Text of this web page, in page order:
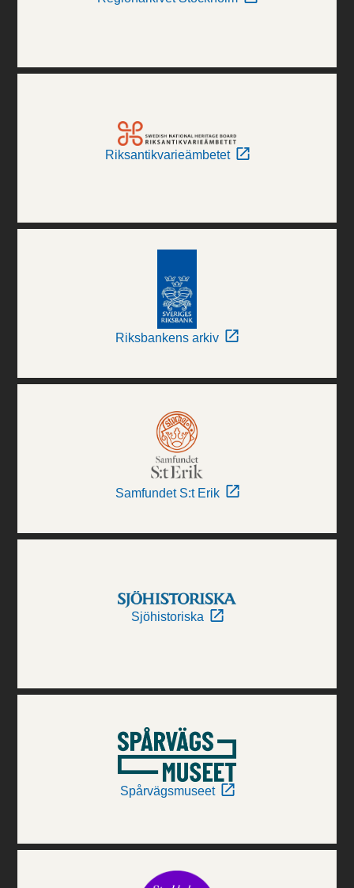
Riksantikvarieämbetet
Riksbankens arkiv
Samfundet S:t Erik
Sjöhistoriska
Spårvägsmuseet